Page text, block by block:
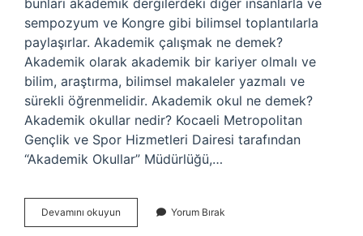
bunları akademik dergilerdeki diğer insanlarla ve
sempozyum ve Kongre gibi bilimsel toplantılarla
paylaşırlar. Akademik çalışmak ne demek?
Akademik olarak akademik bir kariyer olmalı ve
bilim, araştırma, bilimsel makaleler yazmalı ve
sürekli öğrenmelidir. Akademik okul ne demek?
Akademik okullar nedir? Kocaeli Metropolitan
Gençlik ve Spor Hizmetleri Dairesi tarafından
“Akademik Okullar” Müdürlüğü,…
Devamını okuyun Akademik
Alan
Yorum Bırak